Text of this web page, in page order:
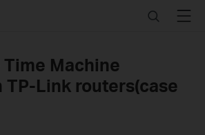
SearchMenu
Time Machine
Link routers(case